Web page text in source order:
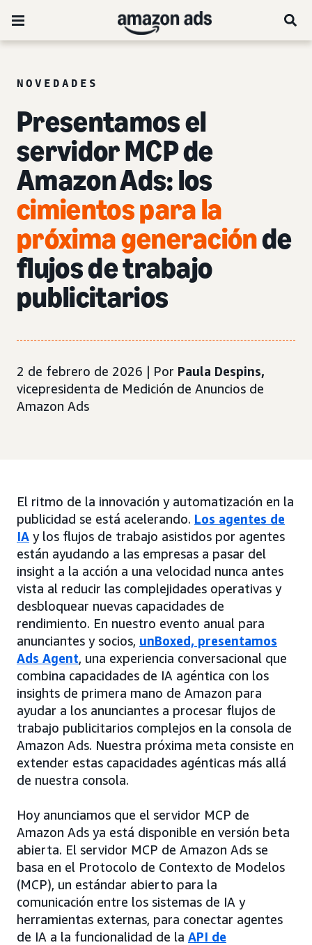
NOVEDADES
Presentamos el
servidor MCP de
Amazon Ads: los
cimientos para la
próxima generaciónde
flujos de trabajo
publicitarios
2 de febrero de 2026 | Por Paula Despins,
vicepresidenta de Medición de Anuncios de
Amazon Ads
El ritmo de la innovación y automatización en la
publicidad se está acelerando. Los agentes de
IA y los flujos de trabajo asistidos por agentes
están ayudando a las empresas a pasar del
insight a la acción a una velocidad nunca antes
vista al reducir las complejidades operativas y
desbloquear nuevas capacidades de
rendimiento. En nuestro evento anual para
anunciantes y socios, unBoxed, presentamos
Ads Agent, una experiencia conversacional que
combina capacidades de IA agéntica con los
insights de primera mano de Amazon para
ayudar a los anunciantes a procesar flujos de
trabajo publicitarios complejos en la consola de
Amazon Ads. Nuestra próxima meta consiste en
extender estas capacidades agénticas más allá
de nuestra consola.
Hoy anunciamos que el servidor MCP de
Amazon Ads ya está disponible en versión beta
abierta. El servidor MCP de Amazon Ads se
basa en el Protocolo de Contexto de Modelos
(MCP), un estándar abierto para la
comunicación entre los sistemas de IA y
herramientas externas, para conectar agentes
de IA a la funcionalidad de la API de